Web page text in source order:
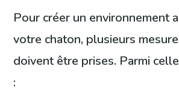
Pour créer un environnement
votre chaton, plusieurs
doivent être prises. Parmi
: